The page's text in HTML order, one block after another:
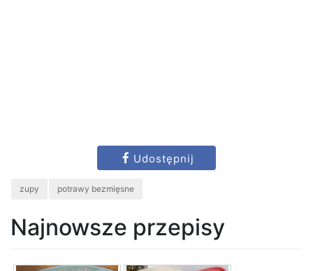
Udostępnij
zupy potrawy bezmięsne
Najnowsze przepisy